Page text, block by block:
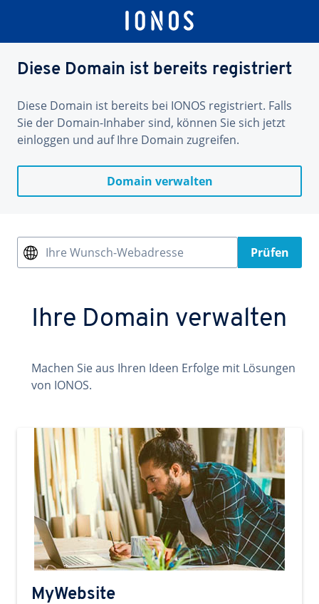
Diese Domain ist bereits registriert
Diese Domain ist bereits bei IONOS registriert. Falls
Sie der Domain-Inhaber sind, können Sie sich jetzt
einloggen und auf Ihre Domain zugreifen.
Domain verwalten
Ihre Wunsch-Webadresse Prüfen
Ihre Domain verwalten
Machen Sie aus Ihren Ideen Erfolge mit Lösungen
von IONOS.
MyWebsite